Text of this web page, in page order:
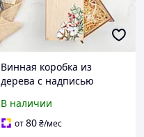
Винная коробка из
дерева с надписью
В наличии
от80₴/мес